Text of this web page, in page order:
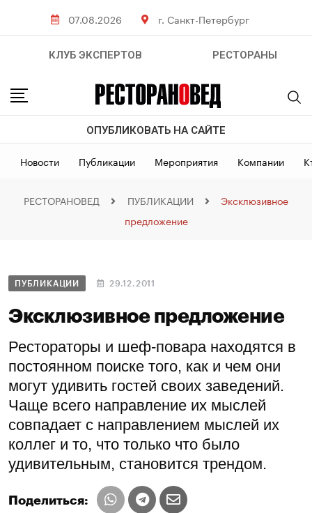
07.08.2026 г. Санкт-Петербург
КЛУБ ЭКСПЕРТОВ РЕСТОРАНЫ
ОПУБЛИКОВАТЬ НА САЙТЕ
Новости Публикации Мероприятия Компании
РЕСТОРАНОВЕД ПУБЛИКАЦИИ
Эксклюзивное
предложение
ПУБЛИКАЦИИ 29.12.2011
Эксклюзивное предложение
Рестораторы и шеф-повара находятся в
постоянном поиске того, как и чем они
могут удивить гостей своих заведений.
Чаще всего направление их мыслей
совпадает с направлением мыслей их
коллег и то, что только что было
удивительным, становится трендом.
Поделиться: